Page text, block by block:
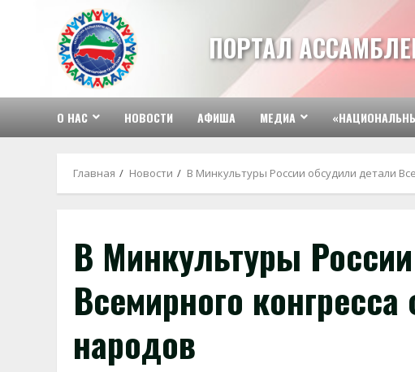
содержимому
ПОРТАЛ
О НАС НОВОСТИ АФИША МЕДИА
Главная Новости В Минкультуры России обсудили детали
В Минкультуры
Всемирного
народов